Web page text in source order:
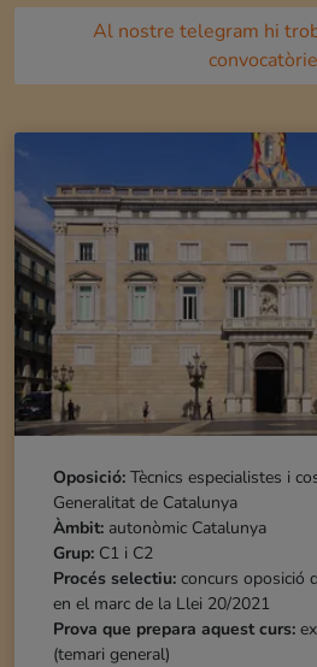
Al nostre telegram hi
Oposició: Tècnics especialistes i
Generalitat de Catalunya
Àmbit: autonòmic Catalunya
Grup: C1 i C2
Procés selectiu: concurs oposició
en el marc de la Llei 20/2021
Prova que prepara aquest curs:
(temari general)